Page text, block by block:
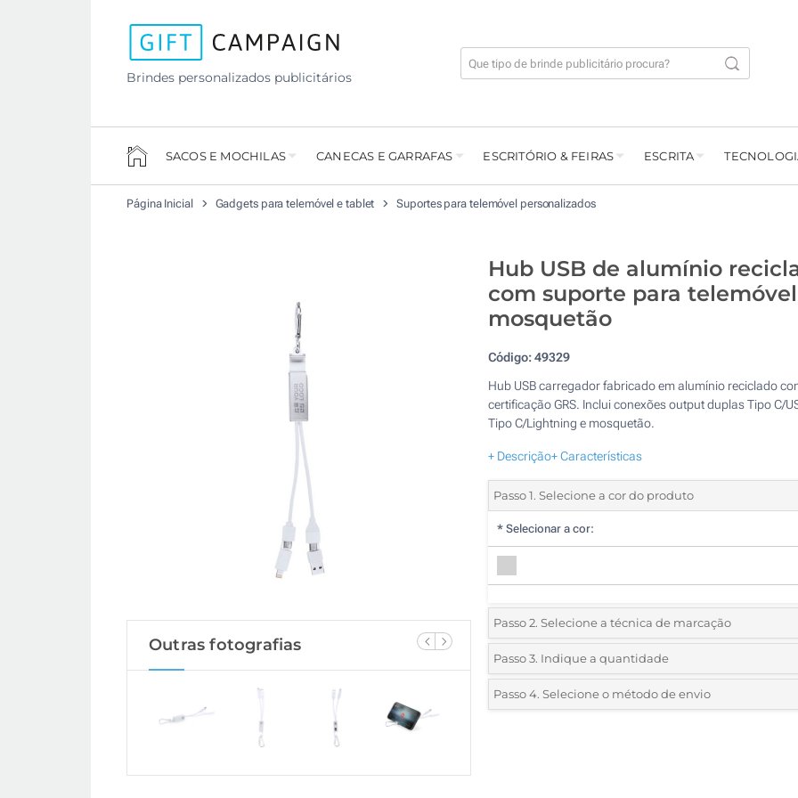
Brindes personalizados publicitários
SACOS E MOCHILAS CANECAS E GARRAFAS ESCRITÓRIO & FEIRAS ESCRITA
Página Inicial Gadgets para telemóvel e tablet Suportes para telemóvel personalizados
Outras fotografias
Hub USB de alumínio
com suporte para
mosquetão
Código:49329
Hub USB carregador fabricado em alumínio reciclado
certificação GRS. Inclui conexões output duplas Tipo C/
Tipo C/Lightning e mosquetão.
+ Descrição+ Características
Passo 1. Selecione a cor do produto
* Selecionar a cor:
Passo 2. Selecione a técnica de marcação
*Selecione o tipo de marcação e as cores do logotipo:
1 Cor (Num lado)
Passo 3. Indique a quantidade
*Quantidade mínima:25
Passo 4. Selecione o método de envio